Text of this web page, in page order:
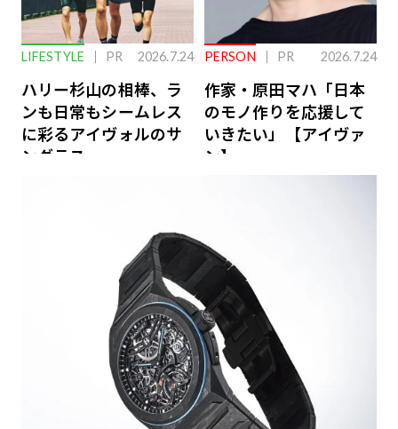
LIFESTYLE PR 2026.7.24
ハリー杉山の相棒、ラ
ンも日常もシームレス
に彩るアイヴォルのサ
ングラス
PERSON PR 2026.7.24
作家・原田マハ「日本
のモノ作りを応援して
いきたい」【アイヴァ
ン】